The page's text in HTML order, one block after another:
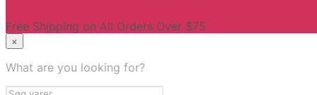
Free Shipping on All Orders Over $75
×
What are you looking for?